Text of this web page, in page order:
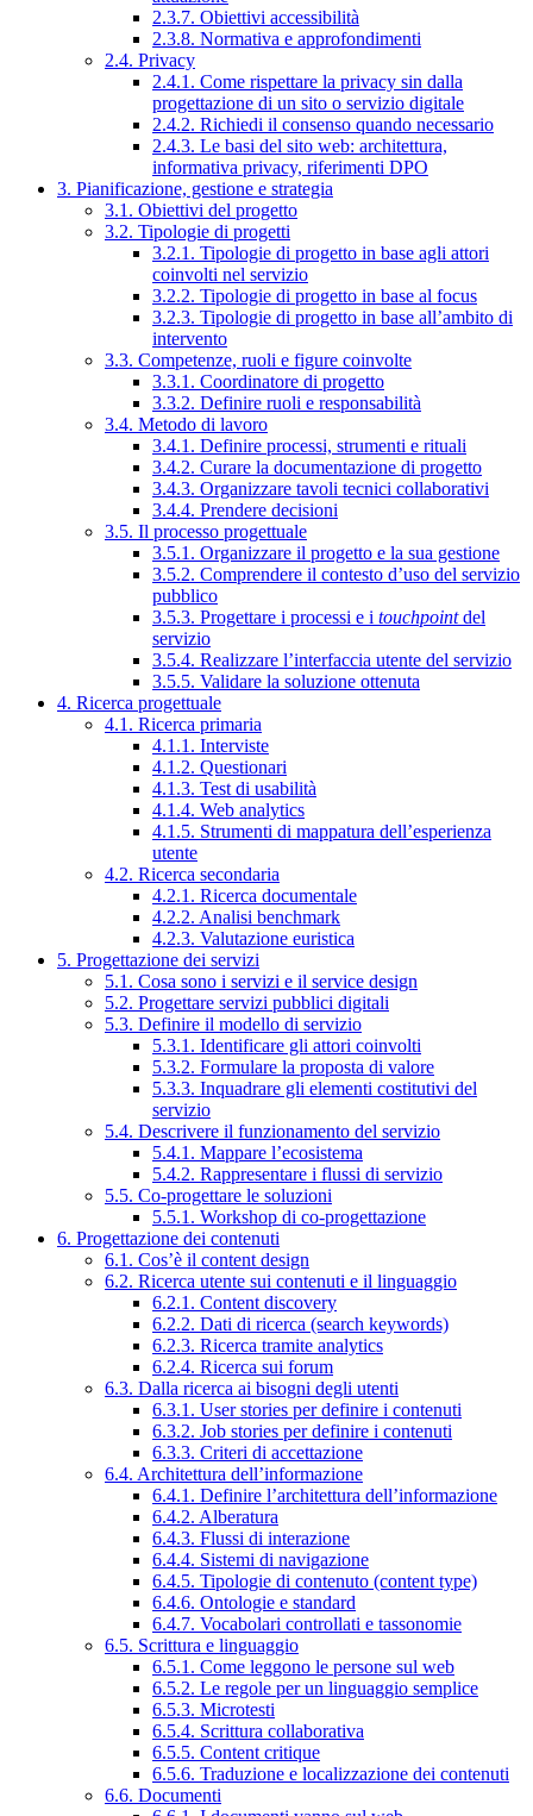
2.3.7. Obiettivi accessibilità
2.3.8. Normativa e approfondimenti
2.4. Privacy
2.4.1. Come rispettare la privacy sin dalla
progettazione di un sito o servizio digitale
2.4.2. Richiedi il consenso quando necessario
2.4.3. Le basi del sito web: architettura,
informativa privacy, riferimenti DPO
3. Pianificazione, gestione e strategia
3.1. Obiettivi del progetto
3.2. Tipologie di progetti
3.2.1. Tipologie di progetto in base agli attori
coinvolti nel servizio
3.2.2. Tipologie di progetto in base al focus
3.2.3. Tipologie di progetto in base all’ambito di
intervento
3.3. Competenze, ruoli e figure coinvolte
3.3.1. Coordinatore di progetto
3.3.2. Definire ruoli e responsabilità
3.4. Metodo di lavoro
3.4.1. Definire processi, strumenti e rituali
3.4.2. Curare la documentazione di progetto
3.4.3. Organizzare tavoli tecnici collaborativi
3.4.4. Prendere decisioni
3.5. Il processo progettuale
3.5.1. Organizzare il progetto e la sua gestione
3.5.2. Comprendere il contesto d’uso del servizio
pubblico
3.5.3. Progettare i processi e i touchpointdel
servizio
3.5.4. Realizzare l’interfaccia utente del servizio
3.5.5. Validare la soluzione ottenuta
4. Ricerca progettuale
4.1. Ricerca primaria
4.1.1. Interviste
4.1.2. Questionari
4.1.3. Test di usabilità
4.1.4. Web analytics
4.1.5. Strumenti di mappatura dell’esperienza
utente
4.2. Ricerca secondaria
4.2.1. Ricerca documentale
4.2.2. Analisi benchmark
4.2.3. Valutazione euristica
5. Progettazione dei servizi
5.1. Cosa sono i servizi e il service design
5.2. Progettare servizi pubblici digitali
5.3. Definire il modello di servizio
5.3.1. Identificare gli attori coinvolti
5.3.2. Formulare la proposta di valore
5.3.3. Inquadrare gli elementi costitutivi del
servizio
5.4. Descrivere il funzionamento del servizio
5.4.1. Mappare l’ecosistema
5.4.2. Rappresentare i flussi di servizio
5.5. Co-progettare le soluzioni
5.5.1. Workshop di co-progettazione
6. Progettazione dei contenuti
6.1. Cos’è il content design
6.2. Ricerca utente sui contenuti e il linguaggio
6.2.1. Content discovery
6.2.2. Dati di ricerca (search keywords)
6.2.3. Ricerca tramite analytics
6.2.4. Ricerca sui forum
6.3. Dalla ricerca ai bisogni degli utenti
6.3.1. User stories per definire i contenuti
6.3.2. Job stories per definire i contenuti
6.3.3. Criteri di accettazione
6.4. Architettura dell’informazione
6.4.1. Definire l’architettura dell’informazione
6.4.2. Alberatura
6.4.3. Flussi di interazione
6.4.4. Sistemi di navigazione
6.4.5. Tipologie di contenuto (content type)
6.4.6. Ontologie e standard
6.4.7. Vocabolari controllati e tassonomie
6.5. Scrittura e linguaggio
6.5.1. Come leggono le persone sul web
6.5.2. Le regole per un linguaggio semplice
6.5.3. Microtesti
6.5.4. Scrittura collaborativa
6.5.5. Content critique
6.5.6. Traduzione e localizzazione dei contenuti
6.6. Documenti